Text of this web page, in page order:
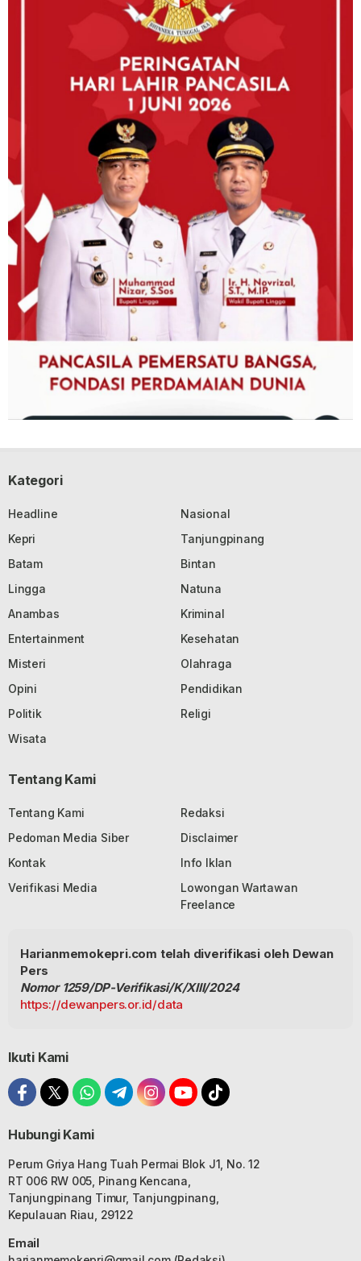
Kategori
Headline
Nasional
Kepri
Tanjungpinang
Batam
Bintan
Lingga
Natuna
Anambas
Kriminal
Entertainment
Kesehatan
Misteri
Olahraga
Opini
Pendidikan
Politik
Religi
Wisata
Tentang Kami
Tentang Kami
Redaksi
Pedoman Media Siber
Disclaimer
Kontak
Info Iklan
Verifikasi Media
Lowongan Wartawan
Freelance
Harianmemokepri.com telah diverifikasi oleh Dewan
Pers
Nomor 1259/DP-Verifikasi/K/XIII/2024
https://dewanpers.or.id/data
Ikuti Kami
Hubungi Kami
Perum Griya Hang Tuah Permai Blok J1, No. 12
RT 006 RW 005, Pinang Kencana,
Tanjungpinang Timur, Tanjungpinang,
Kepulauan Riau, 29122
Email